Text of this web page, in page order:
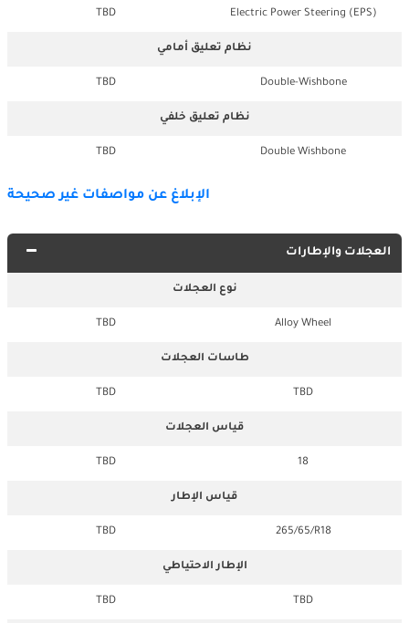
Electric Power Steering (EPS)
TBD
نظام تعليق أمامي
Double-Wishbone
TBD
نظام تعليق خلفي
Double Wishbone
TBD
الإبلاغ عن مواصفات غير صحيحة
العجلات والإطارات
نوع العجلات
Alloy Wheel
TBD
طاسات العجلات
TBD
TBD
قياس العجلات
18
TBD
قياس الإطار
265/65/R18
TBD
الإطار الاحتياطي
TBD
TBD